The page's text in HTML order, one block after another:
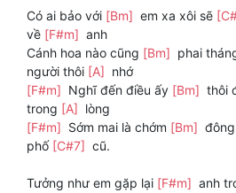
Có ai bảo với [Bm] em xa xôi sẽ
về [F#m] anh
Cánh hoa nào cũng [Bm] phai
người thôi [A] nhớ
[F#m] Nghĩ đến điều ấy [Bm] thôi
trong [A] lòng
[F#m] Sớm mai là chớm [Bm] đông
phố [C#7] cũ.
Tưởng như em gặp lại [F#m] anh